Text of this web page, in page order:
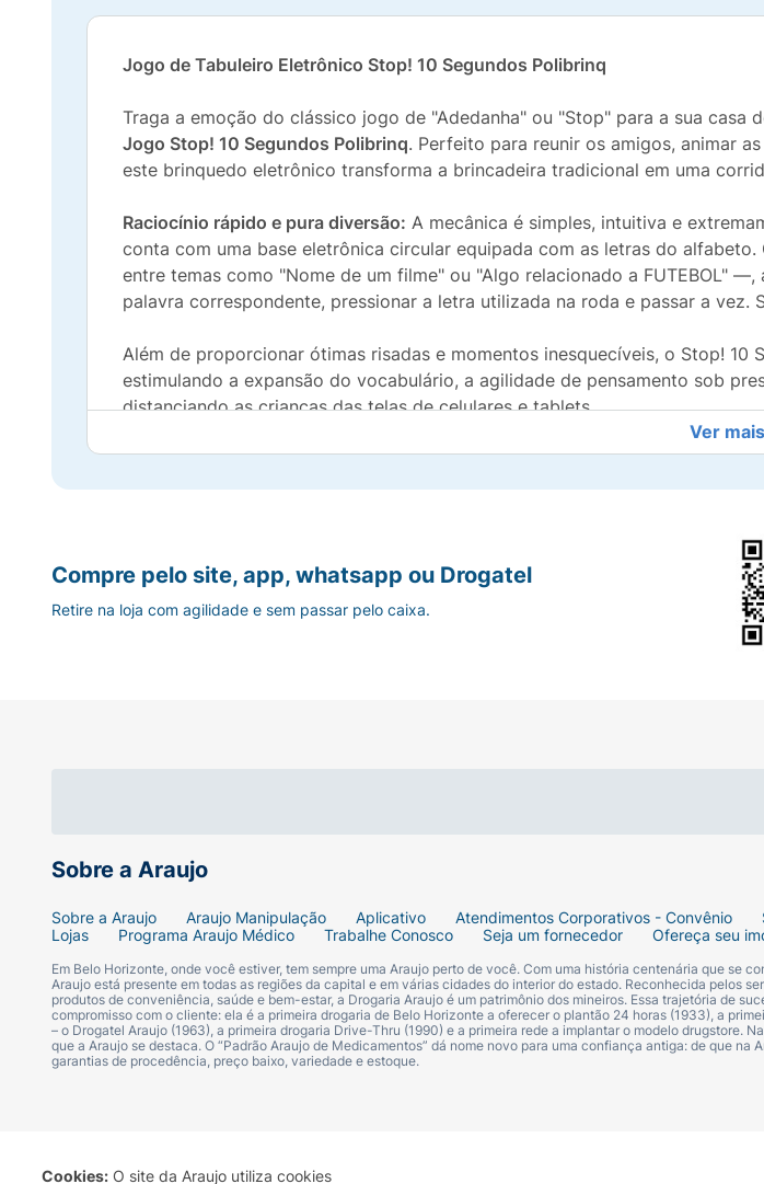
Cookies: O site da Araujo utiliza cookies
Jogo de Tabuleiro Eletrônico Stop! 10 Segundos Polibrinq
Traga a emoção do clássico jogo de "Adedanha" ou "Stop" para a sua
Jogo Stop! 10 Segundos Polibrinq. Perfeito para reunir os amigos, animar
este brinquedo eletrônico transforma a brincadeira tradicional em uma
Raciocínio rápido e pura diversão: A mecânica é simples, intuitiva e
conta com uma base eletrônica circular equipada com as letras do
entre temas como "Nome de um filme" ou "Algo relacionado a FUTEBOL"
palavra correspondente, pressionar a letra utilizada na roda e passar a
Além de proporcionar ótimas risadas e momentos inesquecíveis, o Stop!
estimulando a expansão do vocabulário, a agilidade de pensamento sob
distanciando as crianças das telas de celulares e tablets.
Principais Benefícios:
Mecânica Eletrônica Interativa: O cronômetro sonoro e as teclas físicas
Partidas Dinâmicas:Formato de rodadas rápidas que mantém todos os
Pressione o botão central para disparar o cronômetro de 10 segundos.
Diga uma palavra que se encaixe no tema, abaixe a alavanca da
novamente para reiniciar o tempo para o próximo jogador.
Quem não conseguir responder antes do sinal sonoro ser disparado é
Marca:Polibrinq
Ver
Sobre a Araujo
Sobre a Araujo Araujo Manipulação Aplicativo Atendimentos Corporativos - Convênio
Lojas
Programa Araujo Médico Trabalhe Conosco Seja um fornecedor Ofereça seu
Em Belo Horizonte, onde você estiver, tem sempre uma Araujo perto de você. Com uma história centenária que se
Araujo está presente em todas as regiões da capital e em várias cidades do interior do estado. Reconhecida pelos
produtos de conveniência, saúde e bem-estar, a Drogaria Araujo é um patrimônio dos mineiros. Essa trajetória de
compromisso com o cliente: ela é a primeira drogaria de Belo Horizonte a oferecer o plantão 24 horas (1933), a
– o Drogatel Araujo (1963), a primeira drogaria Drive-Thru (1990) e a primeira rede a implantar o modelo drugstore.
que a Araujo se destaca. O “Padrão Araujo de Medicamentos” dá nome novo para uma confiança antiga: de que na
garantias de procedência, preço baixo, variedade e estoque.
Compre pelo site, app, whatsapp ou Drogatel
Retire na loja com agilidade e sem passar pelo caixa.